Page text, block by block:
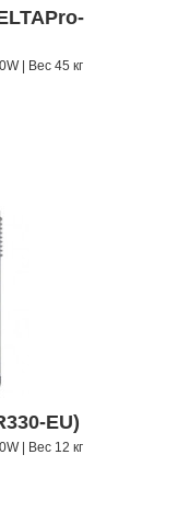
| Вес 45 кг
EU)
| Вес 12 кг